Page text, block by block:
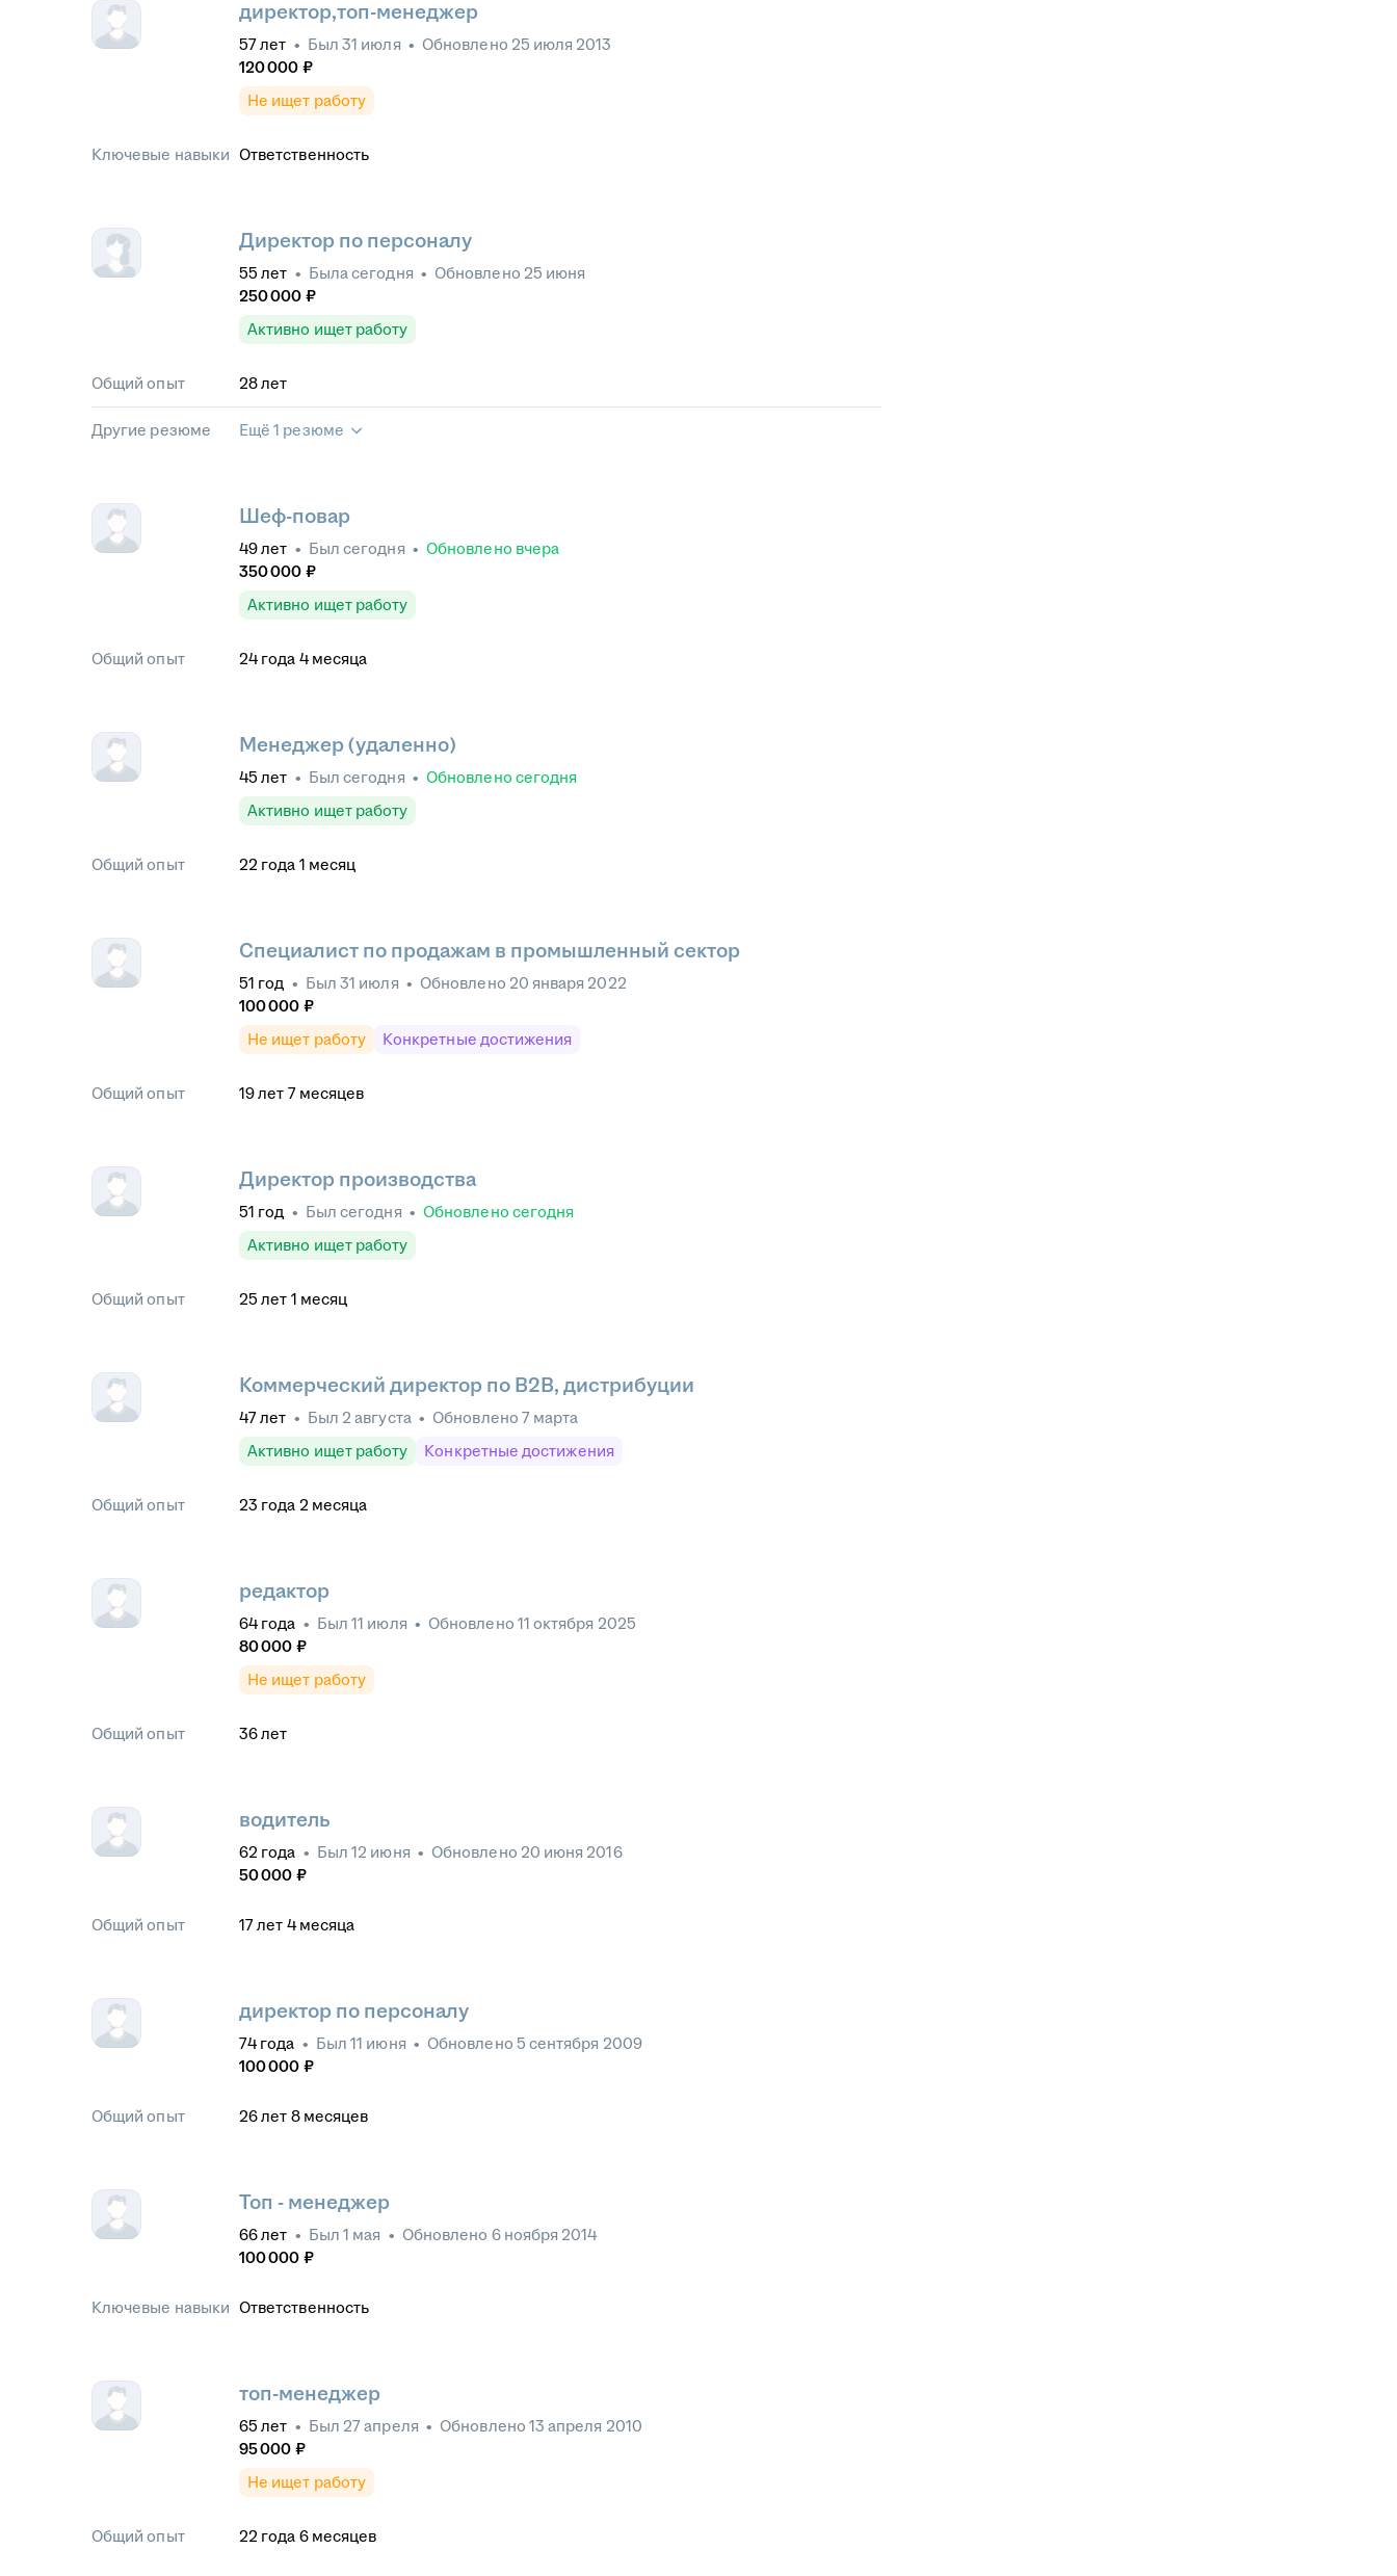
директор,топ-менеджер
57лет • Был 31 июля • Обновлено 25 июля 2013
120 000 ₽
Не ищет работу
Ключевые навыки Ответственность
Директор по персоналу
55 лет • Быласегодня • Обновлено 25 июня
250 000 ₽
Активно ищет работу
Общий опыт 28лет
Другие резюме Ещё 1 резюме
Шеф-повар
49лет • Был сегодня • Обновлено вчера
350 000 ₽
Активно ищет работу
Общий опыт 24 года 4 месяца
Менеджер (удаленно)
45 лет • Был сегодня • Обновлено сегодня
Активно ищет работу
Общий опыт 22 года 1 месяц
Специалист по продажам в промышленный сектор
51 год • Был 31 июля • Обновлено 20 января 2022
100 000 ₽
Не ищет работу
Конкретные достижения
Общий опыт 19лет 7 месяцев
Директор производства
51 год • Был сегодня • Обновлено сегодня
Активно ищет работу
Общий опыт 25 лет 1 месяц
Коммерческий директор по B2B, дистрибуции
47лет • Был 2 августа • Обновлено 7 марта
Активно ищет работу
Конкретные достижения
Общий опыт 23 года 2 месяца
редактор
64 года • Был 11 июля • Обновлено 11 октября 2025
80 000 ₽
Не ищет работу
Общий опыт 36лет
водитель
62 года • Был 12 июня • Обновлено 20 июня 2016
50 000 ₽
Общий опыт 17лет 4 месяца
директор по персоналу
74 года • Был 11 июня • Обновлено 5 сентября 2009
100 000 ₽
Общий опыт 26лет 8 месяцев
Топ - менеджер
66лет • Был 1 мая • Обновлено 6 ноября 2014
100 000 ₽
Ключевые навыки Ответственность
топ-менеджер
65 лет • Был 27 апреля • Обновлено 13 апреля 2010
95 000 ₽
Не ищет работу
Общий опыт 22 года 6 месяцев